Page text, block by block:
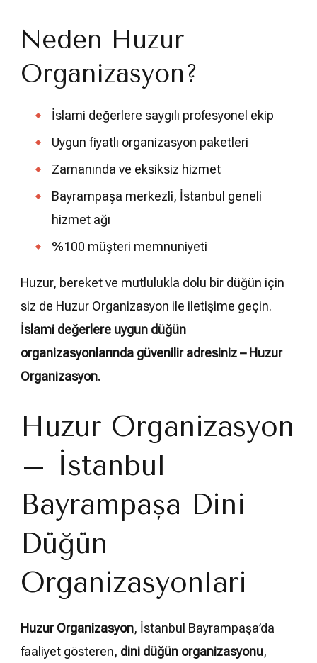
Neden Huzur
Organizasyon?
İslami değerlere saygılı profesyonel ekip
Uygun fiyatlı organizasyon paketleri
Zamanında ve eksiksiz hizmet
Bayrampaşa merkezli, İstanbul geneli
hizmet ağı
%100 müşteri memnuniyeti
Huzur, bereket ve mutlulukla dolu bir düğün için
siz de Huzur Organizasyon ile iletişime geçin.
İslami değerlere uygun düğün
organizasyonlarında güvenilir adresiniz – Huzur
Organizasyon.
Huzur Organizasyon
– İstanbul
Bayrampaşa Dini
Düğün
Organizasyonları
Huzur Organizasyon, İstanbul Bayrampaşa’da
faaliyet gösteren, dini düğün organizasyonu,